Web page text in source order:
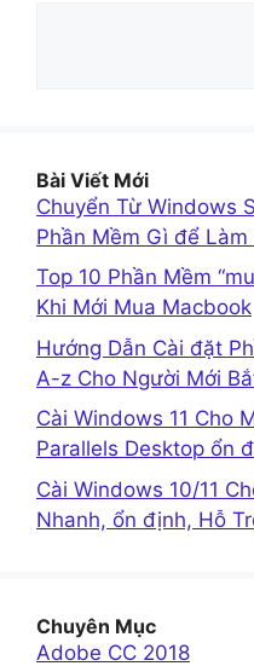
Bài Viết Mới
Chuyển Từ Windows
Phần Mềm Gì để
Top 10 Phần Mềm
Khi Mới Mua Macbook
Hướng Dẫn Cài đặt
A-z Cho Người Mới
Cài Windows 11 Cho
Parallels Desktop ổn
Cài Windows 10/11
Nhanh, ổn định, Hỗ
Chuyên Mục
Adobe CC 2018